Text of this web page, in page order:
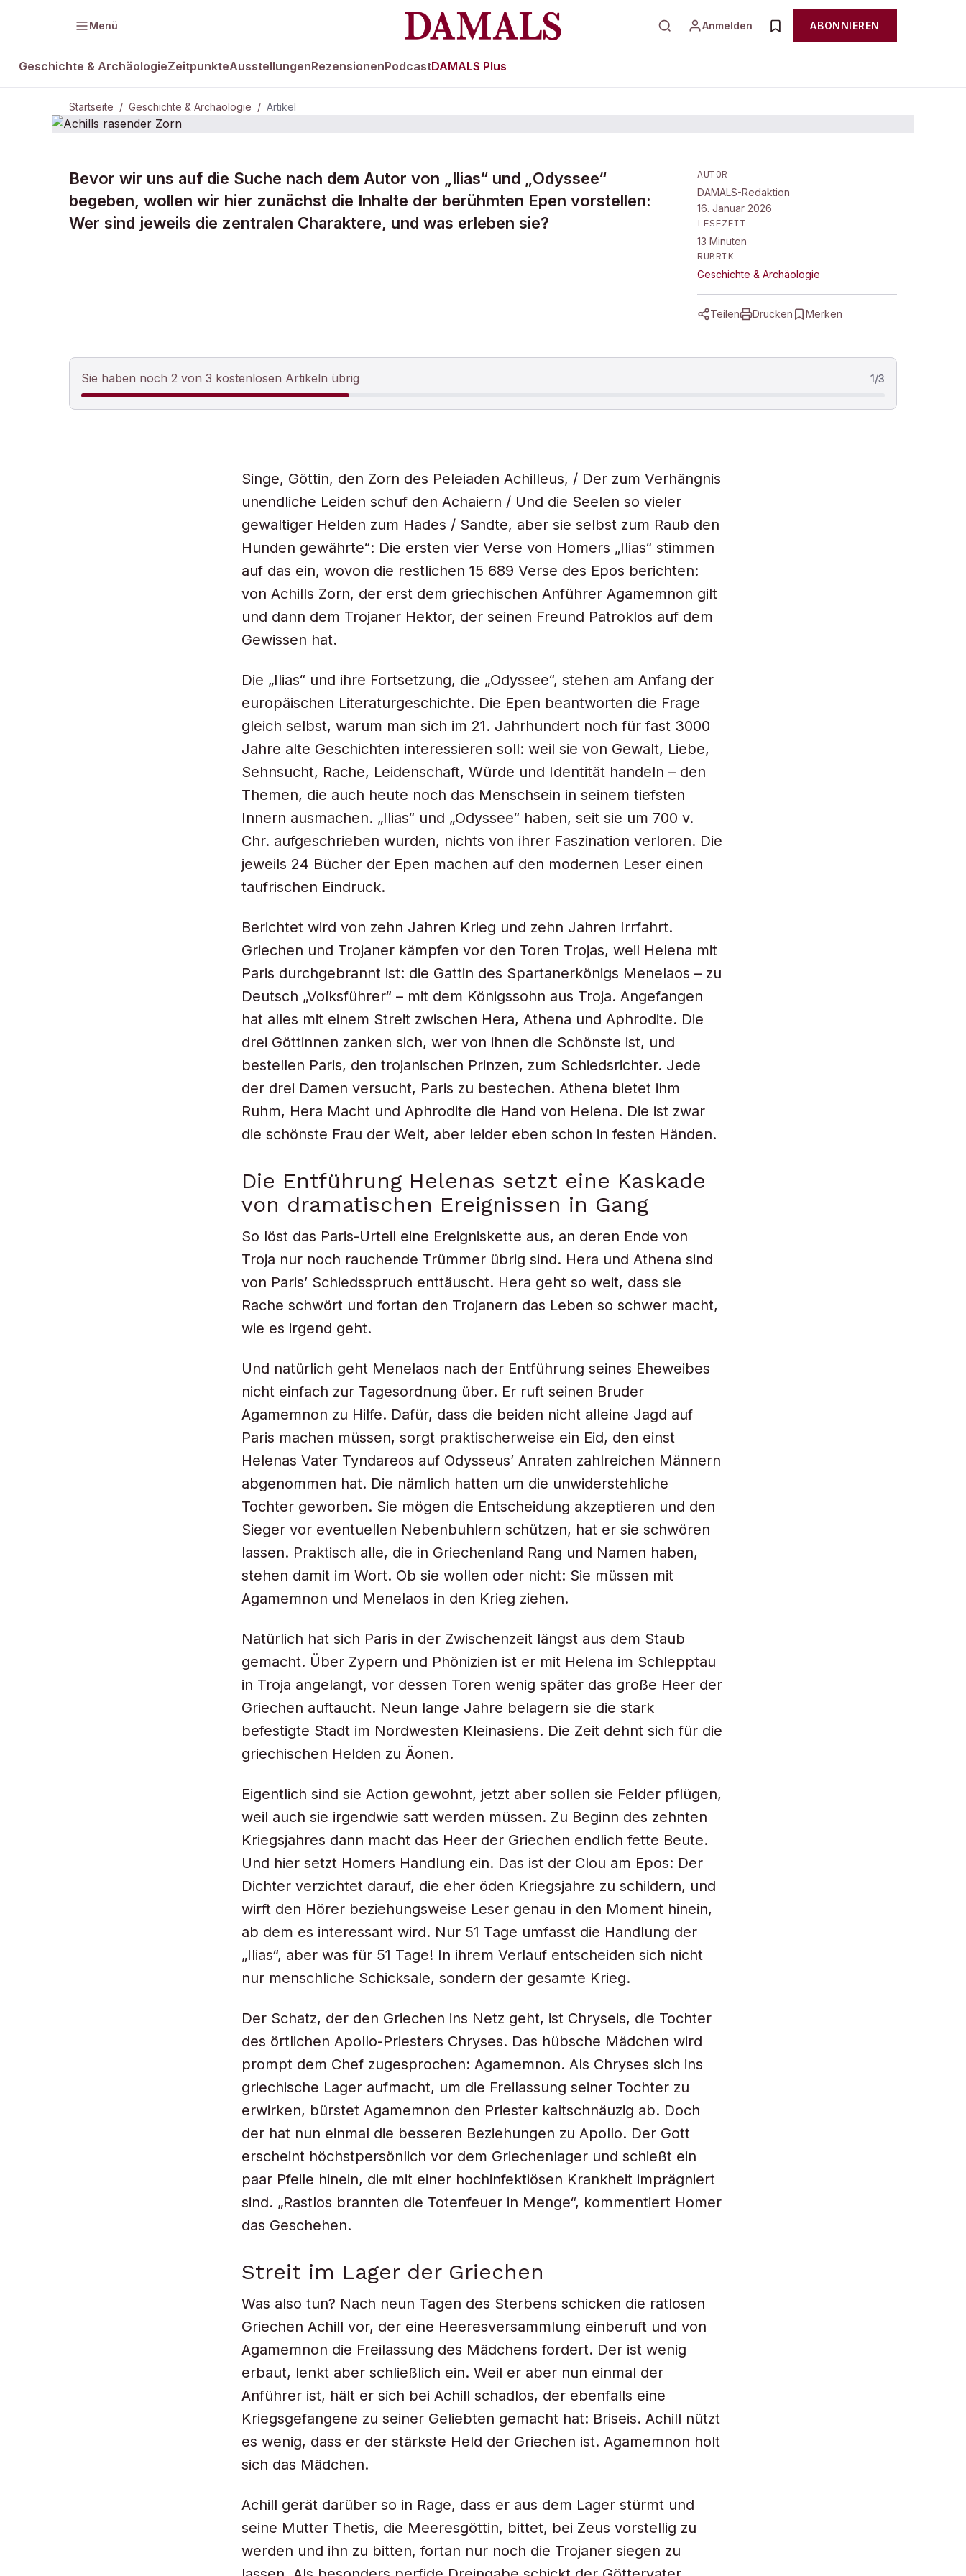
Menü Anmelden ABONNIEREN
Geschichte & ArchäologieZeitpunkteAusstellungenRezensionenPodcastDAMALS Plus
Startseite / Geschichte & Archäologie / Artikel
DAMALS PlusGESCHICHTE & ARCHÄOLOGIE
Achills rasender
Bevor wir uns auf die Suche nach dem Autor von „Ilias“ und „Odyssee“
begeben, wollen wir hier zunächst die Inhalte der berühmten Epen vorstellen:
Wer sind jeweils die zentralen Charaktere, und was erleben sie?
AUTOR
DAMALS-Redaktion
16. Januar 2026
LESEZEIT
13 Minuten
RUBRIK
Geschichte & Archäologie
Teilen Drucken Merken
Sie haben noch 2 von 3 kostenlosen Artikeln übrig 1/3
Singe, Göttin, den Zorn des Peleiaden Achilleus, / Der zum Verhängnis
unendliche Leiden schuf den Achaiern / Und die Seelen so vieler
gewaltiger Helden zum Hades / Sandte, aber sie selbst zum Raub den
Hunden gewährte“: Die ersten vier Verse von Homers „Ilias“ stimmen
auf das ein, wovon die restlichen 15 689 Verse des Epos berichten:
von Achills Zorn, der erst dem griechischen Anführer Agamemnon gilt
und dann dem Trojaner Hektor, der seinen Freund Patroklos auf dem
Gewissen hat.
Die „Ilias“ und ihre Fortsetzung, die „Odyssee“, stehen am Anfang der
europäischen Literaturgeschichte. Die Epen beantworten die Frage
gleich selbst, warum man sich im 21. Jahrhundert noch für fast 3000
Jahre alte Geschichten interessieren soll: weil sie von Gewalt, Liebe,
Sehnsucht, Rache, Leidenschaft, Würde und Identität handeln – den
Themen, die auch heute noch das Menschsein in seinem tiefsten
Innern ausmachen. „Ilias“ und „Odyssee“ haben, seit sie um 700 v.
Chr. aufgeschrieben wurden, nichts von ihrer Faszination verloren. Die
jeweils 24 Bücher der Epen machen auf den modernen Leser einen
taufrischen Eindruck.
Berichtet wird von zehn Jahren Krieg und zehn Jahren Irrfahrt.
Griechen und Trojaner kämpfen vor den Toren Trojas, weil Helena mit
Paris durchgebrannt ist: die Gattin des Spartanerkönigs Menelaos – zu
Deutsch „Volksführer“ – mit dem Königssohn aus Troja. Angefangen
hat alles mit einem Streit zwischen Hera, Athena und Aphrodite. Die
drei Göttinnen zanken sich, wer von ihnen die Schönste ist, und
bestellen Paris, den trojanischen Prinzen, zum Schiedsrichter. Jede
der drei Damen versucht, Paris zu bestechen. Athena bietet ihm
Ruhm, Hera Macht und Aphrodite die Hand von Helena. Die ist zwar
die schönste Frau der Welt, aber leider eben schon in festen Händen.
Die Entführung Helenas setzt eine Kaskade
von dramatischen Ereignissen in Gang
So löst das Paris-Urteil eine Ereigniskette aus, an deren Ende von
Troja nur noch rauchende Trümmer übrig sind. Hera und Athena sind
von Paris’ Schiedsspruch enttäuscht. Hera geht so weit, dass sie
Rache schwört und fortan den Trojanern das Leben so schwer macht,
wie es irgend geht.
Und natürlich geht Menelaos nach der Entführung seines Eheweibes
nicht einfach zur Tagesordnung über. Er ruft seinen Bruder
Agamemnon zu Hilfe. Dafür, dass die beiden nicht alleine Jagd auf
Paris machen müssen, sorgt praktischerweise ein Eid, den einst
Helenas Vater Tyndareos auf Odysseus’ Anraten zahlreichen Männern
abgenommen hat. Die nämlich hatten um die unwiderstehliche
Tochter geworben. Sie mögen die Entscheidung akzeptieren und den
Sieger vor eventuellen Nebenbuhlern schützen, hat er sie schwören
lassen. Praktisch alle, die in Griechenland Rang und Namen haben,
stehen damit im Wort. Ob sie wollen oder nicht: Sie müssen mit
Agamemnon und Menelaos in den Krieg ziehen.
Natürlich hat sich Paris in der Zwischenzeit längst aus dem Staub
gemacht. Über Zypern und Phönizien ist er mit Helena im Schlepptau
in Troja angelangt, vor dessen Toren wenig später das große Heer der
Griechen auftaucht. Neun lange Jahre belagern sie die stark
befestigte Stadt im Nordwesten Kleinasiens. Die Zeit dehnt sich für die
griechischen Helden zu Äonen.
Eigentlich sind sie Action gewohnt, jetzt aber sollen sie Felder pflügen,
weil auch sie irgendwie satt werden müssen. Zu Beginn des zehnten
Kriegsjahres dann macht das Heer der Griechen endlich fette Beute.
Und hier setzt Homers Handlung ein. Das ist der Clou am Epos: Der
Dichter verzichtet darauf, die eher öden Kriegsjahre zu schildern, und
wirft den Hörer beziehungsweise Leser genau in den Moment hinein,
ab dem es interessant wird. Nur 51 Tage umfasst die Handlung der
„Ilias“, aber was für 51 Tage! In ihrem Verlauf entscheiden sich nicht
nur menschliche Schicksale, sondern der gesamte Krieg.
Der Schatz, der den Griechen ins Netz geht, ist Chryseis, die Tochter
des örtlichen Apollo-Priesters Chryses. Das hübsche Mädchen wird
prompt dem Chef zugesprochen: Agamemnon. Als Chryses sich ins
griechische Lager aufmacht, um die Freilassung seiner Tochter zu
erwirken, bürstet Agamemnon den Priester kaltschnäuzig ab. Doch
der hat nun einmal die besseren Beziehungen zu Apollo. Der Gott
erscheint höchstpersönlich vor dem Griechenlager und schießt ein
paar Pfeile hinein, die mit einer hochinfektiösen Krankheit imprägniert
sind. „Rastlos brannten die Totenfeuer in Menge“, kommentiert Homer
das Geschehen.
Streit im Lager der Griechen
Was also tun? Nach neun Tagen des Sterbens schicken die ratlosen
Griechen Achill vor, der eine Heeresversammlung einberuft und von
Agamemnon die Freilassung des Mädchens fordert. Der ist wenig
erbaut, lenkt aber schließlich ein. Weil er aber nun einmal der
Anführer ist, hält er sich bei Achill schadlos, der ebenfalls eine
Kriegsgefangene zu seiner Geliebten gemacht hat: Briseis. Achill nützt
es wenig, dass er der stärkste Held der Griechen ist. Agamemnon holt
sich das Mädchen.
Achill gerät darüber so in Rage, dass er aus dem Lager stürmt und
seine Mutter Thetis, die Meeresgöttin, bittet, bei Zeus vorstellig zu
werden und ihn zu bitten, fortan nur noch die Trojaner siegen zu